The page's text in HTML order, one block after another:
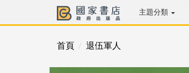
主題分類
首頁 退伍軍人